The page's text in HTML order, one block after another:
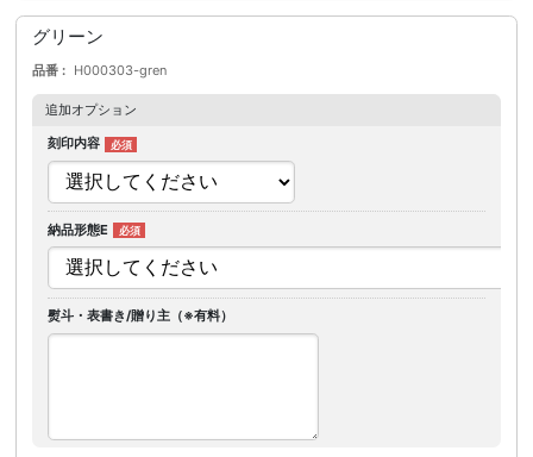
グリーン
品番 H000303-gren
追加オプション
刻印内容
納品形態E
熨斗・表書き/贈り主（※有料）